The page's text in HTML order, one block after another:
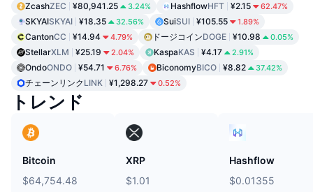
ZcashZEC ¥80,941.25 3.24% HashflowHFT ¥2.15 62.47%
SKYAISKYAI ¥18.35 32.56% SuiSUI ¥105.55 1.89%
CantonCC ¥14.94 4.79% ドージコインDOGE ¥10.98 0.05%
StellarXLM ¥25.19 2.04% KaspaKAS ¥4.17 2.91%
OndoONDO ¥54.71 6.76% BiconomyBICO ¥8.82 37.42%
チェーンリンク LINK ¥1,298.27 0.52%
トレンド
Bitcoin
$64,754.48
XRP
$1.01
Hashflow
$0.01355